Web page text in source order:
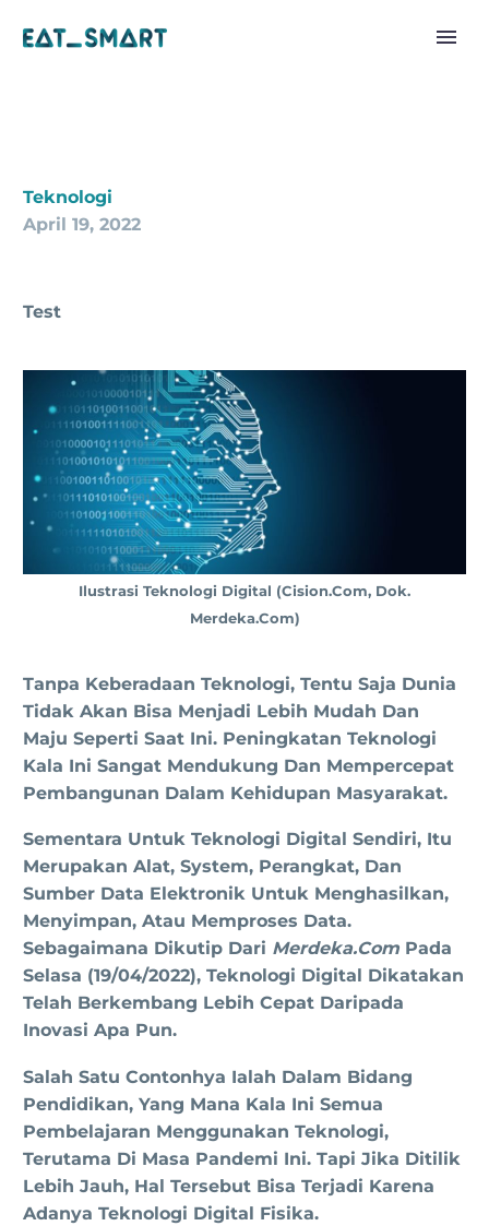
Teknologi
April 19, 2022
Test
Ilustrasi Teknologi Digital (cision.com, Dok.
Merdeka.com)
Tanpa Keberadaan Teknologi, Tentu Saja Dunia
Tidak Akan Bisa Menjadi Lebih Mudah Dan
Maju Seperti Saat Ini. Peningkatan Teknologi
Kala Ini Sangat Mendukung Dan Mempercepat
Pembangunan Dalam Kehidupan Masyarakat.
Sementara Untuk Teknologi Digital Sendiri, Itu
Merupakan Alat, System, Perangkat, Dan
Sumber Data Elektronik Untuk Menghasilkan,
Menyimpan, Atau Memproses Data.
Sebagaimana Dikutip Dari Merdeka.com Pada
Selasa (19/04/2022), Teknologi Digital Dikatakan
Telah Berkembang Lebih Cepat Daripada
Inovasi Apa Pun.
Salah Satu Contonhya Ialah Dalam Bidang
Pendidikan, Yang Mana Kala Ini Semua
Pembelajaran Menggunakan Teknologi,
Terutama Di Masa Pandemi Ini. Tapi Jika Ditilik
Lebih Jauh, Hal Tersebut Bisa Terjadi Karena
Adanya Teknologi Digital Fisika.